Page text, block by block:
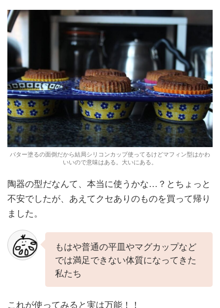
バター塗るの面倒だから結局シリコンカップ使ってるけどマフィン型はかわ
いいので意味はある。大いにある。
陶器の型だなんて、本当に使うかな…？とちょっと
不安でしたが、あえてクセありのものを買って帰り
ました。
もはや普通の平皿やマグカップなど
では満足できない体質になってきた
私たち
これが使ってみると実は万能！！